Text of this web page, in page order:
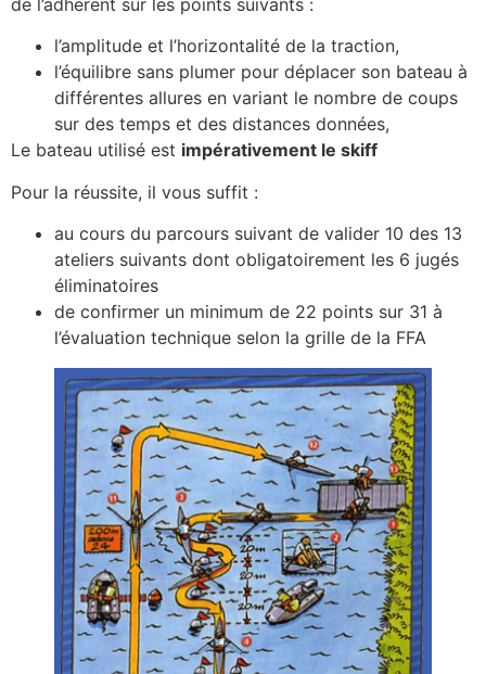
l’amplitude et l’horizontalité de la traction,
l’équilibre sans plumer pour déplacer son bateau à
différentes allures en variant le nombre de coups
sur des temps et des distances données,
Le bateau utilisé est impérativement le skiff
Pour la réussite, il vous suffit :
au cours du parcours suivant de valider 10 des 13
ateliers suivants dont obligatoirement les 6 jugés
éliminatoires
de confirmer un minimum de 22 points sur 31 à
l’évaluation technique selon la grille de la FFA